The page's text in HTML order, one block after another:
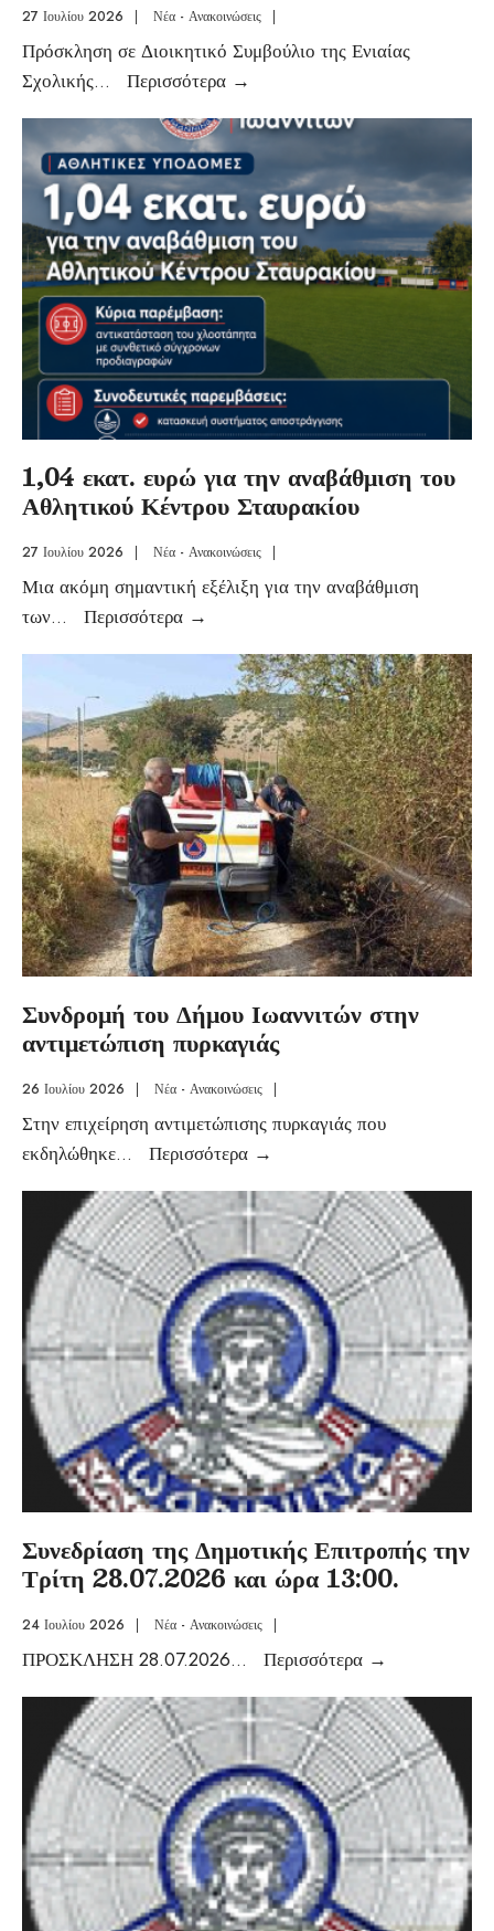
27 Ιουλίου 2026 | Νέα - Ανακοινώσεις |
Πρόσκληση σε Διοικητικό Συμβούλιο της Ενιαίας
Σχολικής... Περισσότερα →
1,04 εκατ. ευρώ για την αναβάθμιση του
Αθλητικού Κέντρου Σταυρακίου
27 Ιουλίου 2026 | Νέα - Ανακοινώσεις |
Μια ακόμη σημαντική εξέλιξη για την αναβάθμιση
των... Περισσότερα →
Συνδρομή του Δήμου Ιωαννιτών στην
αντιμετώπιση πυρκαγιάς
26 Ιουλίου 2026 | Νέα - Ανακοινώσεις |
Στην επιχείρηση αντιμετώπισης πυρκαγιάς που
εκδηλώθηκε... Περισσότερα →
Συνεδρίαση της Δημοτικής Επιτροπής την
Τρίτη 28.07.2026 και ώρα 13:00.
24 Ιουλίου 2026 | Νέα - Ανακοινώσεις |
ΠΡΟΣΚΛΗΣΗ 28.07.2026... Περισσότερα →